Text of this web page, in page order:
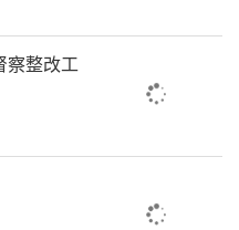
察整改工